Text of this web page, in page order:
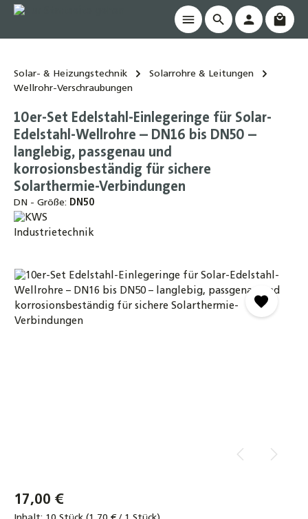
springen
Solar- & Heizungstechnik
Solarrohre & Leitungen
Wellrohr-Verschraubungen
10er-Set Edelstahl-Einlegeringe für Solar-
Edelstahl-Wellrohre – DN16 bis DN50 –
langlebig, passgenau und
korrosionsbeständig für sichere
Solarthermie-Verbindungen
DN - Größe: DN50
Bildergalerie überspringen
17,00 €